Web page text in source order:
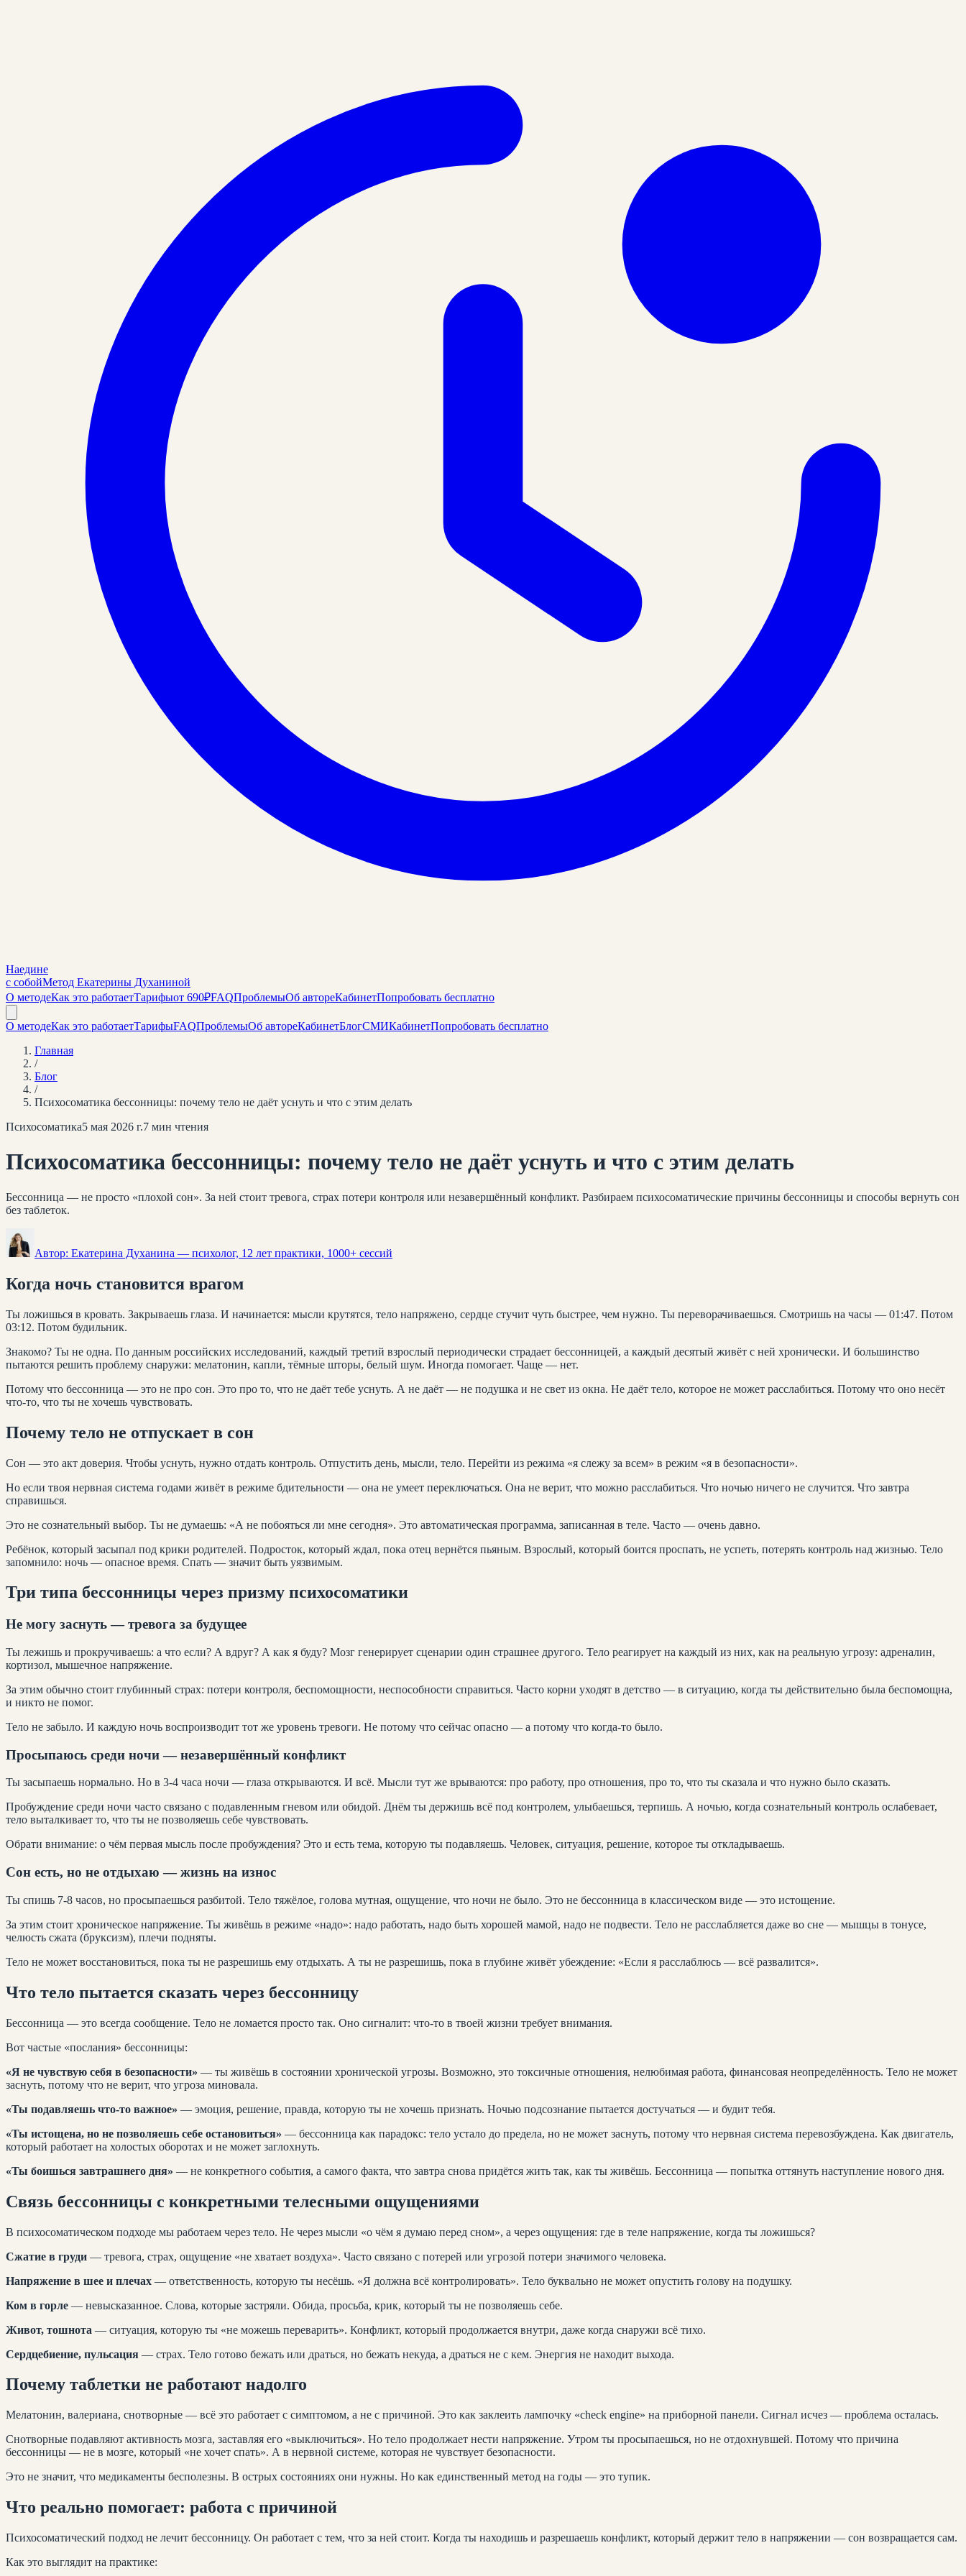
Наедине
с собойМетод Екатерины Духаниной
О методеКак это работаетТарифыот 690₽FAQПроблемыОб автореКабинетПопробовать бесплатно
О методеКак это работаетТарифыFAQПроблемыОб автореКабинетБлогСМИКабинетПопробовать бесплатно
Главная
/
Блог
/
Психосоматика бессонницы: почему тело не даёт уснуть и что с этим делать
Психосоматика5 мая 2026 г.7 мин чтения
Психосоматика бессонницы: почему тело не даёт уснуть и что с этим делать
Бессонница — не просто «плохой сон». За ней стоит тревога, страх потери контроля или незавершённый конфликт. Разбираем психосоматические причины бессонницы и способы вернуть сон
без таблеток.
Автор: Екатерина Духанина — психолог, 12 лет практики, 1000+ сессий
Когда ночь становится врагом
Ты ложишься в кровать. Закрываешь глаза. И начинается: мысли крутятся, тело напряжено, сердце стучит чуть быстрее, чем нужно. Ты переворачиваешься. Смотришь на часы — 01:47. Потом
03:12. Потом будильник.
Знакомо? Ты не одна. По данным российских исследований, каждый третий взрослый периодически страдает бессонницей, а каждый десятый живёт с ней хронически. И большинство
пытаются решить проблему снаружи: мелатонин, капли, тёмные шторы, белый шум. Иногда помогает. Чаще — нет.
Потому что бессонница — это не про сон. Это про то, что не даёт тебе уснуть. А не даёт — не подушка и не свет из окна. Не даёт тело, которое не может расслабиться. Потому что оно несёт
что-то, что ты не хочешь чувствовать.
Почему тело не отпускает в сон
Сон — это акт доверия. Чтобы уснуть, нужно отдать контроль. Отпустить день, мысли, тело. Перейти из режима «я слежу за всем» в режим «я в безопасности».
Но если твоя нервная система годами живёт в режиме бдительности — она не умеет переключаться. Она не верит, что можно расслабиться. Что ночью ничего не случится. Что завтра
справишься.
Это не сознательный выбор. Ты не думаешь: «А не побояться ли мне сегодня». Это автоматическая программа, записанная в теле. Часто — очень давно.
Ребёнок, который засыпал под крики родителей. Подросток, который ждал, пока отец вернётся пьяным. Взрослый, который боится проспать, не успеть, потерять контроль над жизнью. Тело
запомнило: ночь — опасное время. Спать — значит быть уязвимым.
Три типа бессонницы через призму психосоматики
Не могу заснуть — тревога за будущее
Ты лежишь и прокручиваешь: а что если? А вдруг? А как я буду? Мозг генерирует сценарии один страшнее другого. Тело реагирует на каждый из них, как на реальную угрозу: адреналин,
кортизол, мышечное напряжение.
За этим обычно стоит глубинный страх: потери контроля, беспомощности, неспособности справиться. Часто корни уходят в детство — в ситуацию, когда ты действительно была беспомощна,
и никто не помог.
Тело не забыло. И каждую ночь воспроизводит тот же уровень тревоги. Не потому что сейчас опасно — а потому что когда-то было.
Просыпаюсь среди ночи — незавершённый конфликт
Ты засыпаешь нормально. Но в 3-4 часа ночи — глаза открываются. И всё. Мысли тут же врываются: про работу, про отношения, про то, что ты сказала и что нужно было сказать.
Пробуждение среди ночи часто связано с подавленным гневом или обидой. Днём ты держишь всё под контролем, улыбаешься, терпишь. А ночью, когда сознательный контроль ослабевает,
тело выталкивает то, что ты не позволяешь себе чувствовать.
Обрати внимание: о чём первая мысль после пробуждения? Это и есть тема, которую ты подавляешь. Человек, ситуация, решение, которое ты откладываешь.
Сон есть, но не отдыхаю — жизнь на износ
Ты спишь 7-8 часов, но просыпаешься разбитой. Тело тяжёлое, голова мутная, ощущение, что ночи не было. Это не бессонница в классическом виде — это истощение.
За этим стоит хроническое напряжение. Ты живёшь в режиме «надо»: надо работать, надо быть хорошей мамой, надо не подвести. Тело не расслабляется даже во сне — мышцы в тонусе,
челюсть сжата (бруксизм), плечи подняты.
Тело не может восстановиться, пока ты не разрешишь ему отдыхать. А ты не разрешишь, пока в глубине живёт убеждение: «Если я расслаблюсь — всё развалится».
Что тело пытается сказать через бессонницу
Бессонница — это всегда сообщение. Тело не ломается просто так. Оно сигналит: что-то в твоей жизни требует внимания.
Вот частые «послания» бессонницы:
«Я не чувствую себя в безопасности» — ты живёшь в состоянии хронической угрозы. Возможно, это токсичные отношения, нелюбимая работа, финансовая неопределённость. Тело не может
заснуть, потому что не верит, что угроза миновала.
«Ты подавляешь что-то важное» — эмоция, решение, правда, которую ты не хочешь признать. Ночью подсознание пытается достучаться — и будит тебя.
«Ты истощена, но не позволяешь себе остановиться» — бессонница как парадокс: тело устало до предела, но не может заснуть, потому что нервная система перевозбуждена. Как двигатель,
который работает на холостых оборотах и не может заглохнуть.
«Ты боишься завтрашнего дня» — не конкретного события, а самого факта, что завтра снова придётся жить так, как ты живёшь. Бессонница — попытка оттянуть наступление нового дня.
Связь бессонницы с конкретными телесными ощущениями
В психосоматическом подходе мы работаем через тело. Не через мысли «о чём я думаю перед сном», а через ощущения: где в теле напряжение, когда ты ложишься?
Сжатие в груди — тревога, страх, ощущение «не хватает воздуха». Часто связано с потерей или угрозой потери значимого человека.
Напряжение в шее и плечах — ответственность, которую ты несёшь. «Я должна всё контролировать». Тело буквально не может опустить голову на подушку.
Ком в горле — невысказанное. Слова, которые застряли. Обида, просьба, крик, который ты не позволяешь себе.
Живот, тошнота — ситуация, которую ты «не можешь переварить». Конфликт, который продолжается внутри, даже когда снаружи всё тихо.
Сердцебиение, пульсация — страх. Тело готово бежать или драться, но бежать некуда, а драться не с кем. Энергия не находит выхода.
Почему таблетки не работают надолго
Мелатонин, валериана, снотворные — всё это работает с симптомом, а не с причиной. Это как заклеить лампочку «check engine» на приборной панели. Сигнал исчез — проблема осталась.
Снотворные подавляют активность мозга, заставляя его «выключиться». Но тело продолжает нести напряжение. Утром ты просыпаешься, но не отдохнувшей. Потому что причина
бессонницы — не в мозге, который «не хочет спать». А в нервной системе, которая не чувствует безопасности.
Это не значит, что медикаменты бесполезны. В острых состояниях они нужны. Но как единственный метод на годы — это тупик.
Что реально помогает: работа с причиной
Психосоматический подход не лечит бессонницу. Он работает с тем, что за ней стоит. Когда ты находишь и разрешаешь конфликт, который держит тело в напряжении — сон возвращается сам.
Как это выглядит на практике: